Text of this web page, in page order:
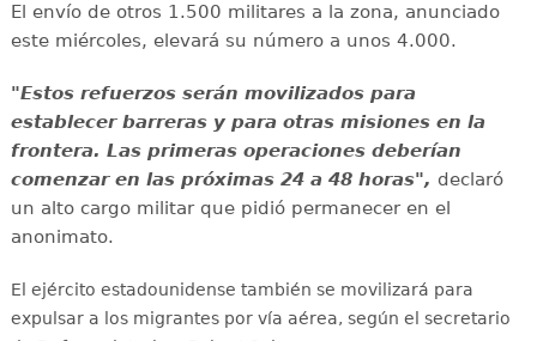
El envío de otros 1.500 militares a la zona, anunciado
este miércoles, elevará su número a unos 4.000.
"Estos refuerzos serán movilizados para
establecer barreras y para otras misiones en la
frontera. Las primeras operaciones deberían
comenzar en las próximas 24 a 48 horas", declaró
un alto cargo militar que pidió permanecer en el
anonimato.
El ejército estadounidense también se movilizará para
expulsar a los migrantes por vía aérea, según el secretario